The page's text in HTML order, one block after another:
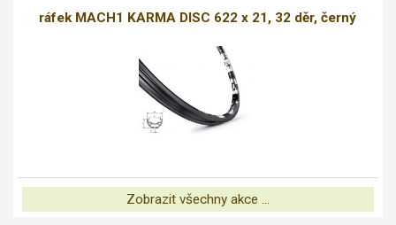
ráfek MACH1 KARMA DISC 622 x 21, 32 děr, černý
Zobrazit všechny akce ...